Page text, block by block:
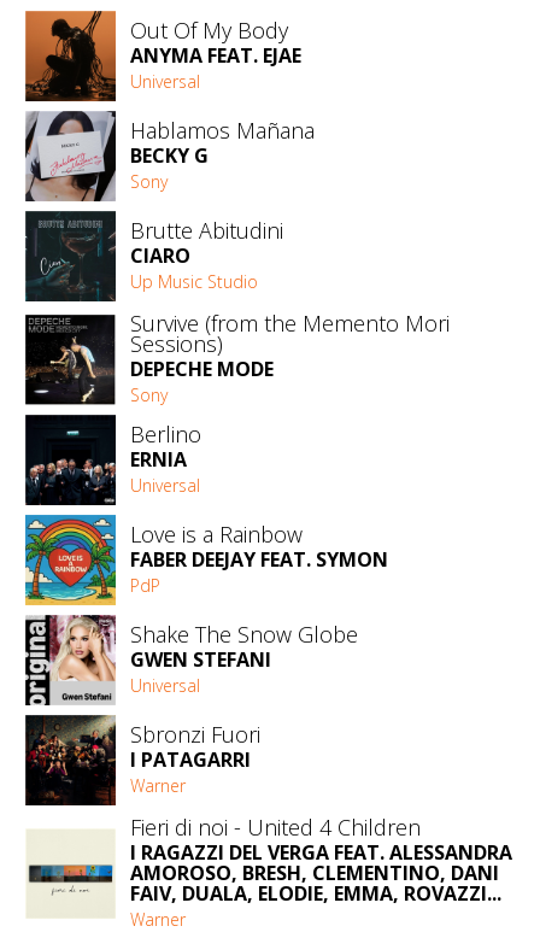
Out Of My Body
ANYMA FEAT. EJAE
Universal
Hablamos Mañana
BECKY G
Sony
Brutte Abitudini
CIARO
Up Music Studio
Survive (from the Memento Mori
Sessions)
DEPECHE MODE
Sony
Berlino
ERNIA
Universal
Love is a Rainbow
FABER DEEJAY FEAT. SYMON
PdP
Shake The Snow Globe
GWEN STEFANI
Universal
Sbronzi Fuori
I PATAGARRI
Warner
Fieri di noi - United 4 Children
I RAGAZZI DEL VERGA FEAT. ALESSANDRA
AMOROSO, BRESH, CLEMENTINO, DANI
FAIV, DUALA, ELODIE, EMMA, ROVAZZI...
Warner